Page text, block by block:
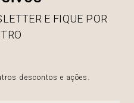
E FIQUE POR
descontos e ações.